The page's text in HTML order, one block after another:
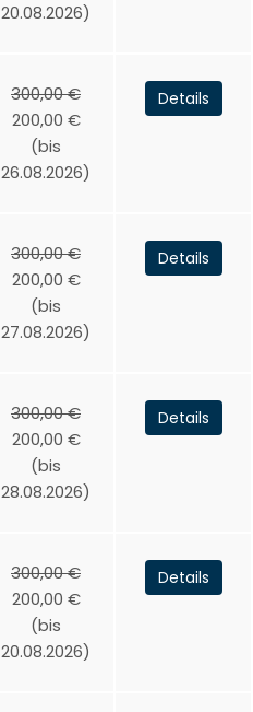
20.08.2026)
300,00 €
200,00 €
(bis
26.08.2026)
Details
300,00 €
200,00 €
(bis
27.08.2026)
Details
300,00 €
200,00 €
(bis
28.08.2026)
Details
300,00 €
200,00 €
(bis
20.08.2026)
Details